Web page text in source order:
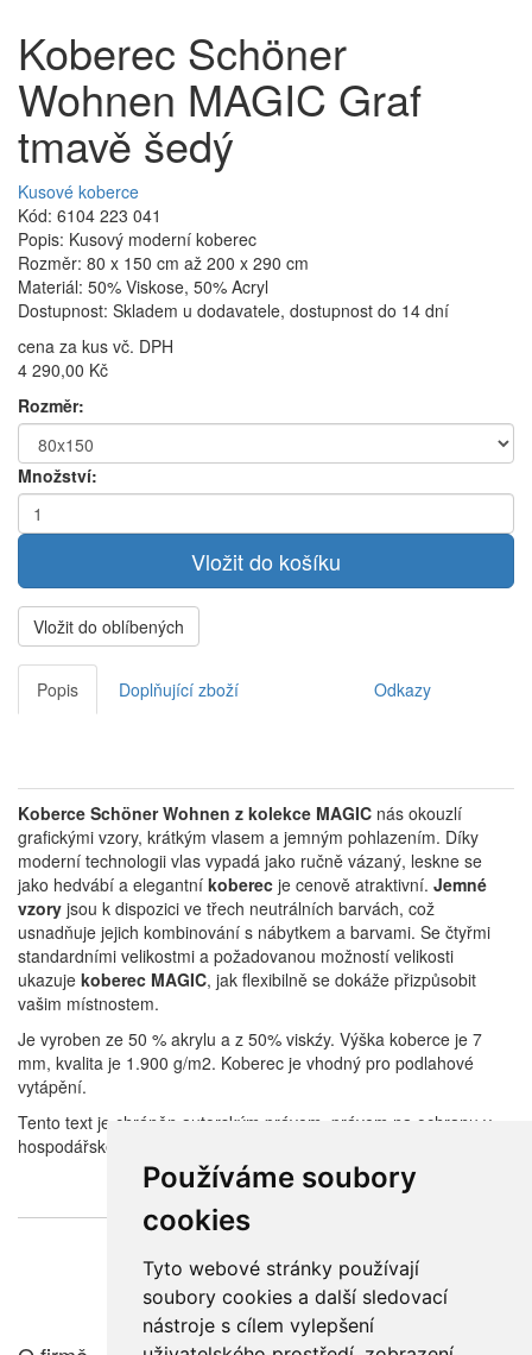
Používáme soubory
cookies
Tyto webové stránky používají
soubory cookies a další sledovací
nástroje s cílem vylepšení
Koberec Schöner
Wohnen MAGIC Graf
tmavě šedý
Kusové koberce
Kód: 6104 223 041
Popis: Kusový moderní koberec
Rozměr: 80 x 150 cm až 200 x 290 cm
Materiál: 50% Viskose, 50% Acryl
Dostupnost: Skladem u dodavatele, dostupnost do 14 dní
cena za kus vč. DPH
4 290,00 Kč
Rozměr:
Množství:
Vložit do oblíbených
Popis Doplňující zboží Odkazy
Koberce Schöner Wohnen z kolekce MAGIC nás okouzlí
grafickými vzory, krátkým vlasem a jemným pohlazením. Díky
moderní technologii vlas vypadá jako ručně vázaný, leskne se
jako hedvábí a elegantní koberec je cenově atraktivní. Jemné
vzory jsou k dispozici ve třech neutrálních barvách, což
usnadňuje jejich kombinování s nábytkem a barvami. Se čtyřmi
standardními velikostmi a požadovanou možností velikosti
ukazuje koberec MAGIC, jak flexibilně se dokáže přizpůsobit
vašim místnostem.
Je vyroben ze 50 % akrylu a z 50% viskźy. Výška koberce je 7
mm, kvalita je 1.900 g/m2. Koberec je vhodný pro podlahové
vytápění.
Tento text je chráněn autorským právem, právem na ochranu v
hospodářské soutěži a trestním právem.
Související zboží